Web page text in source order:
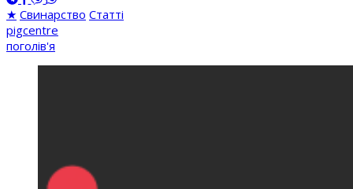
★ Свинарство Статті
pigcentre
поголів'я